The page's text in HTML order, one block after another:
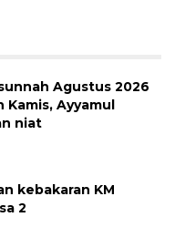
Agustus 2026
Kamis, Ayyamul
niat
kebakaran KM
2